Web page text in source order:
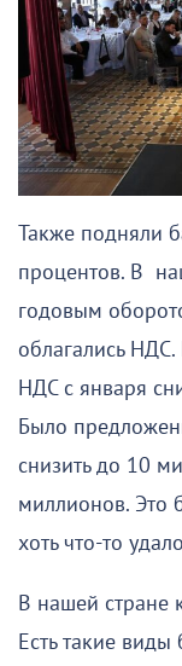
Также подняли
процентов. В
годовым
облагались
НДС с января
Было
снизить до 10
миллионов. Это
хоть что-то
В нашей стране
Есть такие виды